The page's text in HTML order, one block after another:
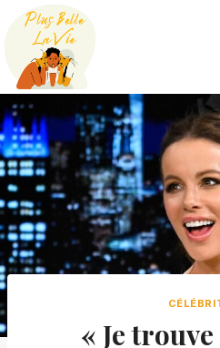
Skip
content
« Je